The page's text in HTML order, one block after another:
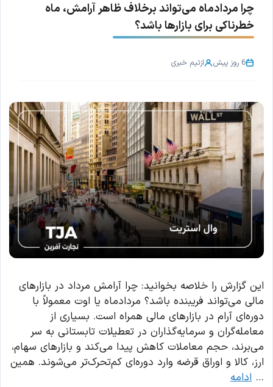
چرا مردادماه می‌تواند برخلاف ظاهر آرامش، ماه
خطرناکی برای بازارها باشد؟
6 روز پیش ازتیم خبری
این گزارش را خلاصه بخوانید: چرا آرامش مرداد در بازارهای
مالی می‌تواند فریبنده باشد؟ مردادماه یا اوت معمولاً با
دوره‌ای آرام در بازارهای مالی همراه است. بسیاری از
معامله‌گران و سرمایه‌گذاران در تعطیلات تابستانی به سر
می‌برند، حجم معاملات کاهش پیدا می‌کند و بازارهای سهام،
ارز، کالا و اوراق قرضه وارد دوره‌ای کم‌تحرک‌تر می‌شوند. همین
… ادامه